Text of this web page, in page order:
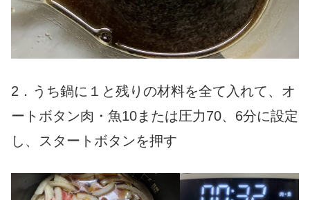
2．うち鍋に１と残りの材料を全て入れて、オ
ートボタン肉・魚10または圧力70、6分に設定
し、スタートボタンを押す